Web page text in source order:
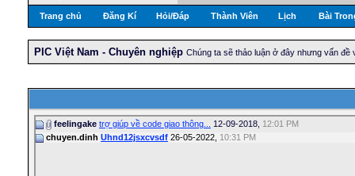
Trang chủ Đăng Kí Hỏi/Ðáp Thành Viên Lịch Bài
PIC Việt Nam - Chuyên nghiệp Chúng ta sẽ thảo luận ở đây nhưng vấn
feelingake trợ giúp về code giao thông... 12-09-2018, 12:01 PM
chuyen.dinh Uhnd12jsxcvsdf 26-05-2022, 10:31 PM